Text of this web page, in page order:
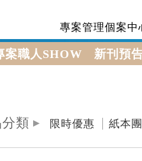
專案管理個案中
案職人SHOW 新刊預
類 限時優惠 紙本